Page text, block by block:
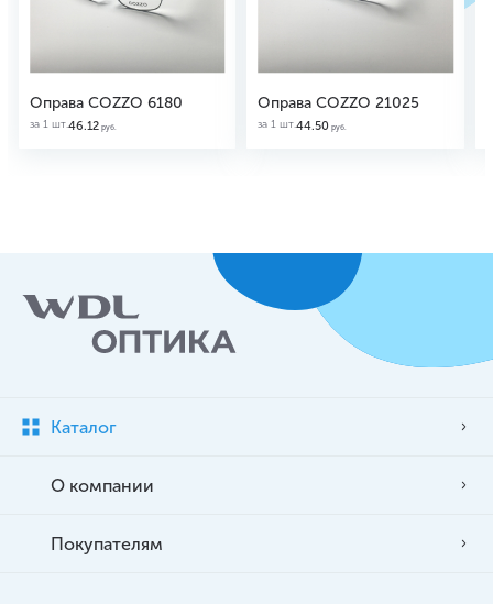
Оправа COZZO 6180
за 1 шт.46.12 руб.
Оправа COZZO 21025
за 1 шт.44.50 руб.
Каталог
О компании
Покупателям